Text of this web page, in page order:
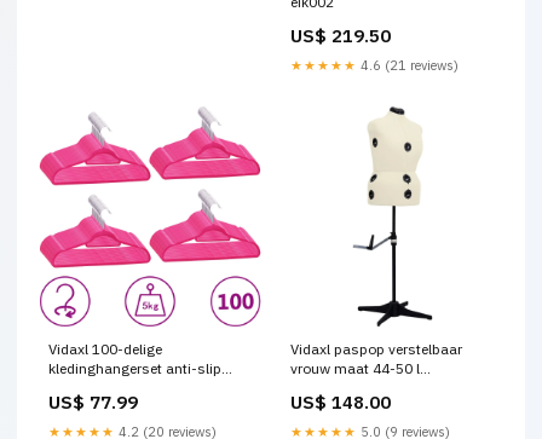
US$ 219.50
★★★★★ 4.6 (21 reviews)
Vidaxl 100-delige
kledinghangerset anti-slip
US$ 77.99
★★★★★ 4.2 (20 reviews)
Vidaxl paspop verstelbaar
vrouw maat 44-50 l
/speelgoed/voertuigen/autos/
autos | Thimbletoys
US$ 148.00
★★★★★ 5.0 (9 reviews)